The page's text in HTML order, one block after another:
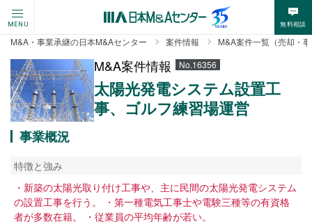
MENU 無料相談
M&A・事業承継の日本M&Aセンター 案件情報 M&A案件一覧（売却・
M&A案件情報 No.16356
太陽光発電システム設置工
事、ゴルフ練習場運営
事業概況
特徴と強み
・新築の太陽光取り付け工事や、主に民間の太陽光発電システム
の設置工事を行う。 ・第一種電気工事士や電験三種等の有資格
者が多数在籍。 ・従業員の平均年齢が若い。